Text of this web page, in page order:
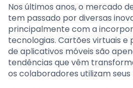
Nos últimos anos, o mercado
tem passado por diversas
principalmente com a
tecnologias. Cartões virtuais
de aplicativos móveis são
tendências que vêm
os colaboradores utilizam